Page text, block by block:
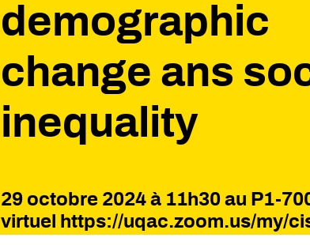
demographic
change ans
inequality
29 octobre 2024 à 11h30 au P1-
virtuel https://uqac.zoom.us/my/